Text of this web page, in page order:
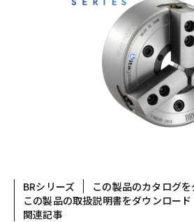
BRシリーズ
この製品のカタログ
この製品の取扱説明書をダウンロード
関連記事